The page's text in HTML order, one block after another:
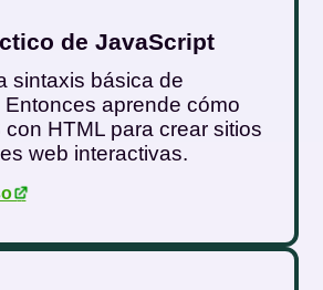
de JavaScript
sintaxis básica de
aprende cómo
HTML para crear sitios
web interactivas.
.